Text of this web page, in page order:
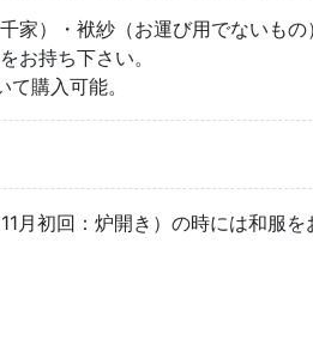
家）・袱紗（お運び用でないも
お持ち下さい。
購入可能。
月初回：炉開き）の時には和服